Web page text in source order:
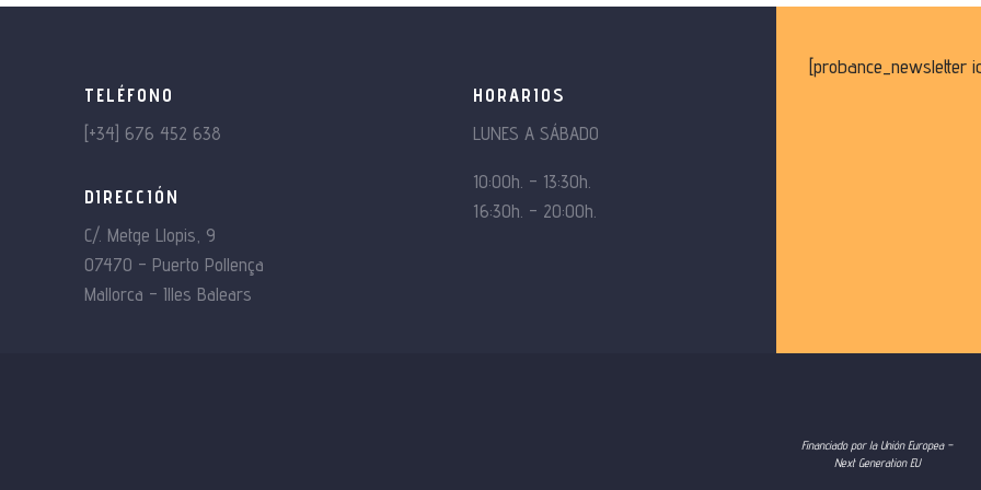
TELÉFONO
[+34] 676 452 638
DIRECCIÓN
C/. Metge Llopis, 9
07470 – Puerto Pollença
Mallorca – Illes Balears
HORARIOS
LUNES A SÁBADO
10:00h. – 13:30h.
16:30h. – 20:00h.
[probance_newsletter
Financiado por la Unión Europea –
Next Generation EU